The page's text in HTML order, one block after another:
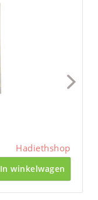
Hadiethshop
In winkelwagen